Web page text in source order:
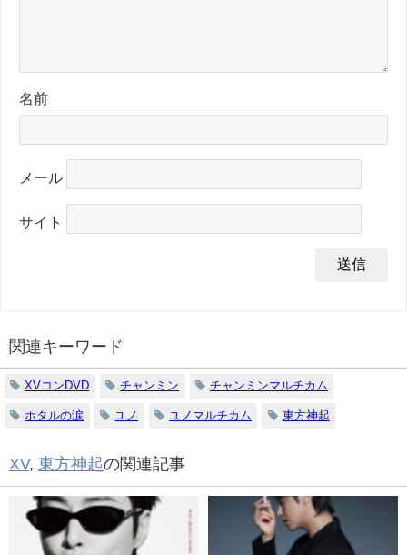
名前
メール
サイト
関連キーワード
XVコンDVD チャンミン チャンミンマルチカム
ホタルの涙 ユノ ユノマルチカム 東方神起
XV, 東方神起の関連記事